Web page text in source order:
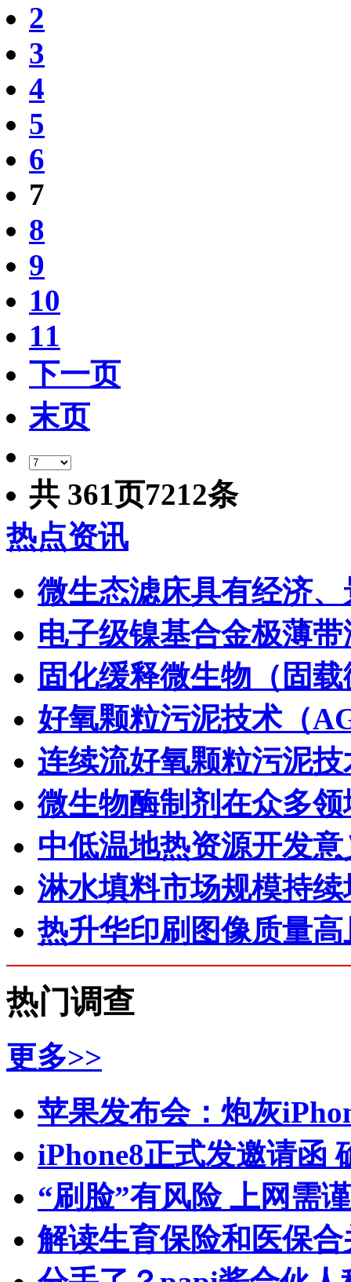
2
3
4
5
6
7
8
9
10
11
下一页
末页
共 361页7212条
热点资讯
微生态滤床具有经济
电子级镍基合金极薄
固化缓释微生物（固
好氧颗粒污泥技术（
连续流好氧颗粒污泥
微生物酶制剂在众多
中低温地热资源开发
淋水填料市场规模持
热升华印刷图像质量
热门调查
更多>>
苹果发布会：炮灰
iPhone8正式发邀请函
“刷脸”有风险 上网需
解读生育保险和医保